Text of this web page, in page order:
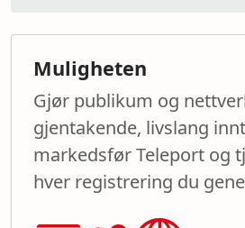
Muligheten
Gjør publikum og
gjentakende, livslang
markedsfør Teleport og
hver registrering du